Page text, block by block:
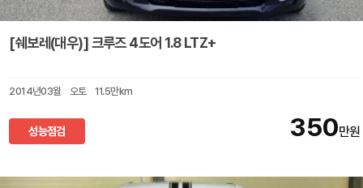
[쉐보레(대우)] 크루즈 4도어 1.8 LTZ+
2014년03월 오토 11.5만km
성능점검 350만원